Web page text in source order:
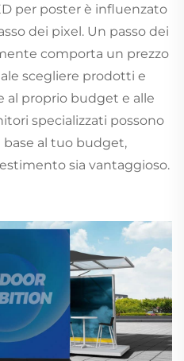
per poster è influenzato
dei pixel. Un passo dei
comporta un prezzo
scegliere prodotti e
al proprio budget e alle
specializzati possono
al tuo budget,
sia vantaggioso.